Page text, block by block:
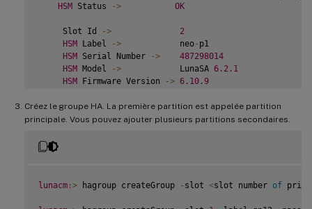
HSM Status -> OK
     Slot Id
->
2
HSM Label ->
            neo
- p1
HSM Serial Number ->
487298014
HSM Model ->
            LunaSA
6.2 .1
HSM Firmware Version -> 6.10 .9
HSM Status - > OK
Firmware Version 6.10
.9
Configuration
    Luna
Signing
Status
Créez le groupe HA. La première partition est appelée partition
principale. Vous pouvez ajouter plusieurs partitions secondaires.
lunacm :> hagroup createGroup - slot <slot number of